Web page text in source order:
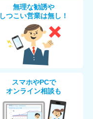
無理な勧誘や
しつこい営業は無し！
スマホやPCで
オンライン相談も